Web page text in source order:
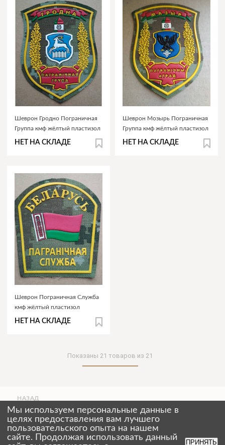
Шеврон Гродно Пограничная
Группа кмф жёлтый пластизол
НЕТ НА СКЛАДЕ
Шеврон Мозырь Пограничная
Группа кмф жёлтый пластизол
НЕТ НА СКЛАДЕ
Шеврон Пограничная Служба
кмф жёлтый пластизол
НЕТ НА СКЛАДЕ
Показаны 21 товаров из 21
НАЗАД
СТРАНИЦЫ
Мы используем персональные данные в
целях предоставления вам лучшего
пользовательского опыта на нашем
сайте. Продолжая использовать данный
ПРИНЯТЬ